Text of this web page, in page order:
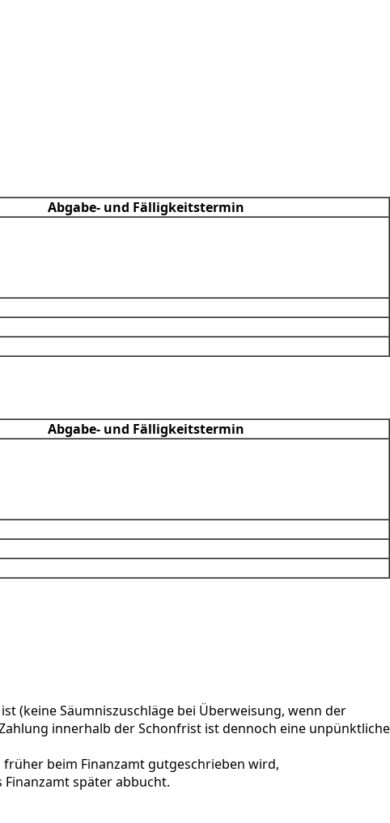
Abgabe- und Fälligkeitstermin
Abgabe- und Fälligkeitstermin
(keine Säumniszuschläge bei Überweisung, wenn der
innerhalb der Schonfrist ist dennoch eine unpünktliche
beim Finanzamt gutgeschrieben wird,
später abbucht.